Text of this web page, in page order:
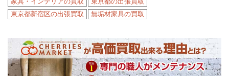
東京都新宿区の出張買取
無垢材家具の買取